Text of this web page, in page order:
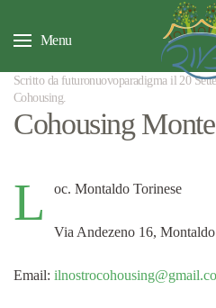
Menu
Scritto da futuronuovoparadigma il20
Cohousing.
Cohousing
L oc. Montaldo Torinese
Via Andezeno 16,
Email: